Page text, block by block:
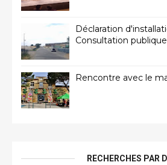
Déclaration
Consultation publique
Rencontre avec le
RECHERCHES PAR